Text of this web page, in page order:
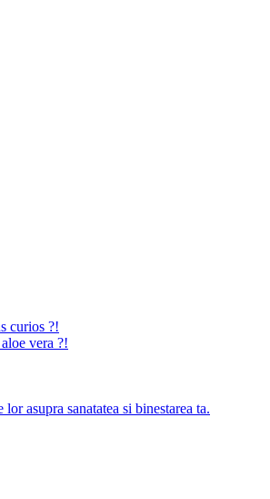
curios ?!
vera ?!
asupra sanatatea si binestarea ta.